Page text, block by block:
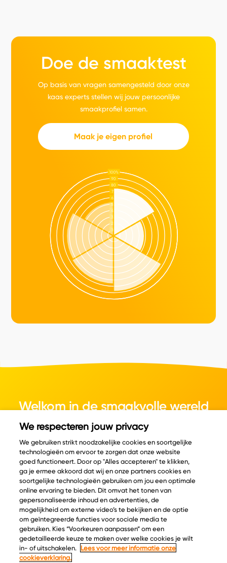
Doe de smaaktest
Op basis van vragen samengesteld door onze
kaas experts stellen wij jouw persoonlijke
smaakprofiel samen.
Maak je eigen profiel
Welkom in de smaakvolle wereld
van kaas.
© Copyright 2026 Velder
Inspiratie
Kaascatalogus
Recepten
Kaasplankjes
Informatie
Over ons
Ontdek
Keurmerken
We respecteren jouw privacy
We gebruiken strikt noodzakelijke cookies en soortgelijke
technologieën om ervoor te zorgen dat onze website
goed functioneert. Door op "Alles accepteren" te klikken,
ga je ermee akkoord dat wij en onze partners cookies en
soortgelijke technologieën gebruiken om jou een optimale
online ervaring te bieden. Dit omvat het tonen van
gepersonaliseerde inhoud en advertenties, de
mogelijkheid om externe video’s te bekijken en de optie
om geïntegreerde functies voor sociale media te
gebruiken. Kies “Voorkeuren aanpassen” om een
gedetailleerde keuze te maken over welke cookies je wilt
in- of uitschakelen.
Lees voor meer informatie onze
cookieverklaring.